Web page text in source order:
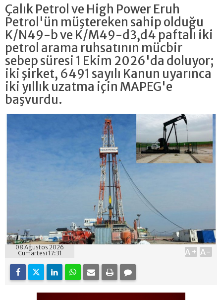
Çalık Petrol ve High Power Eruh
Petrol'ün müştereken sahip olduğu
K/N49-b ve K/M49-d3,d4 paftalı iki
petrol arama ruhsatının mücbir
sebep süresi 1 Ekim 2026'da doluyor;
iki şirket, 6491 sayılı Kanun uyarınca
iki yıllık uzatma için MAPEG'e
başvurdu.
08 Ağustos 2026
Cumartesi 17:31
A+ A-